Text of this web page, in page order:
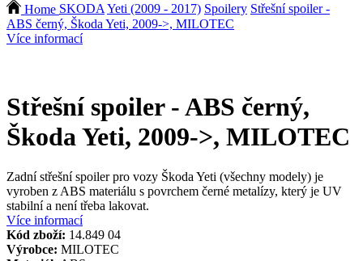
Home SKODAYeti (2009 - 2017) Spoilery Střešní spoiler -
ABS černý, Škoda Yeti, 2009->, MILOTEC
Více informací
Střešní spoiler - ABS černý,
Škoda Yeti, 2009->, MILOTEC
Zadní střešní spoiler pro vozy Škoda Yeti (všechny modely) je
vyroben z ABS materiálu s povrchem černé metalízy, který je UV
stabilní a není třeba lakovat.
Více informací
Kód zboží: 14.849 04
Výrobce: MILOTEC